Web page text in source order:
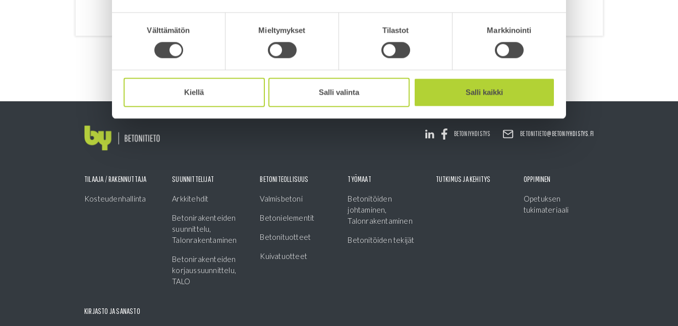
Välttämätön Mieltymykset Tilastot Markkinointi
Kiellä Salli valinta Salli kaikki
BETONIYHDISTYS BETONITIETO@BETONIYHDISTYS.FI
TILAAJA / RAKENNUTTAJA
Kosteudenhallinta
SUUNNITTELIJAT
Arkkitehdit
Betonirakenteiden
suunnittelu,
Talonrakentaminen
Betonirakenteiden
korjaussuunnittelu,
TALO
BETONITEOLLISUUS
Valmisbetoni
Betonielementit
Betonituotteet
Kuivatuotteet
TYÖMAAT
Betonitöiden
johtaminen,
Talonrakentaminen
Betonitöiden tekijät
TUTKIMUS JA KEHITYS OPPIMINEN
Opetuksen
tukimateriaali
KIRJASTO JA SANASTO